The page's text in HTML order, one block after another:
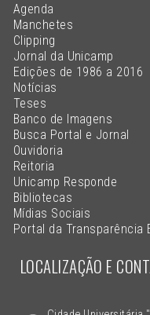
Agenda
Manchetes
Clipping
Jornal da Unicamp
Edições de 1986 a 2016
Notícias
Teses
Banco de Imagens
Busca Portal e Jornal
Ouvidoria
Reitoria
Unicamp Responde
Bibliotecas
Mídias Sociais
Portal da Transparência
LOCALIZAÇÃO E